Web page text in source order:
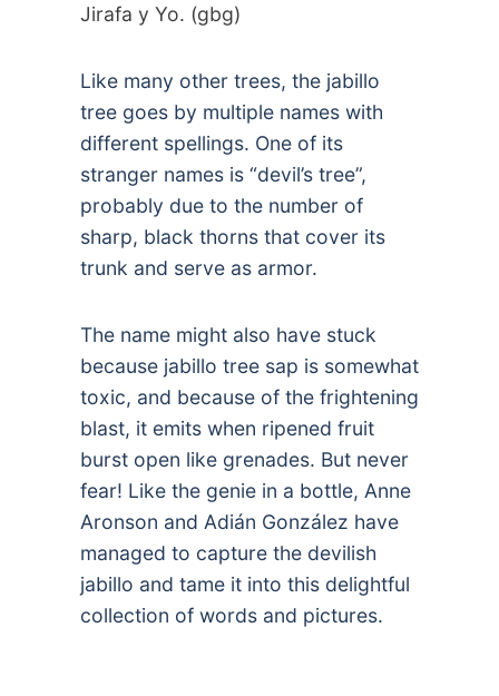
Jirafa y Yo. (gbg)
Like many other trees, the jabillo
tree goes by multiple names with
different spellings. One of its
stranger names is “devil’s tree”,
probably due to the number of
sharp, black thorns that cover its
trunk and serve as armor.
The name might also have stuck
because jabillo tree sap is somewhat
toxic, and because of the frightening
blast, it emits when ripened fruit
burst open like grenades. But never
fear! Like the genie in a bottle, Anne
Aronson and Adián González have
managed to capture the devilish
jabillo and tame it into this delightful
collection of words and pictures.